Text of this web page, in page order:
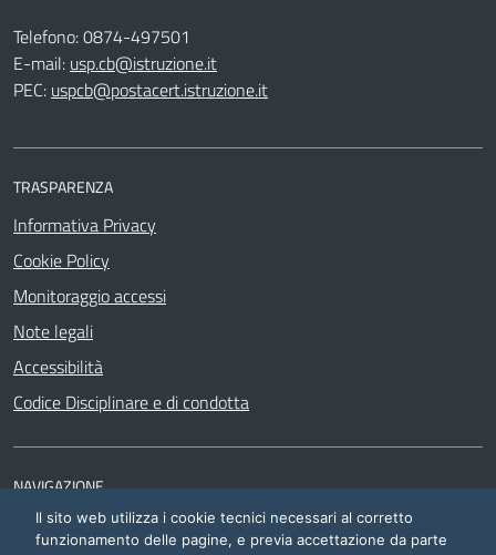
Telefono:0874-497501
E-mail: usp.cb@istruzione.it
PEC: uspcb@postacert.istruzione.it
TRASPARENZA
Informativa Privacy
Cookie Policy
Monitoraggio accessi
Note legali
Accessibilità
Codice Disciplinare e di condotta
NAVIGAZIONE
Siti di interesse
Il sito web utilizza i cookie tecnici necessari al corretto
funzionamento delle pagine, e previa accettazione da parte